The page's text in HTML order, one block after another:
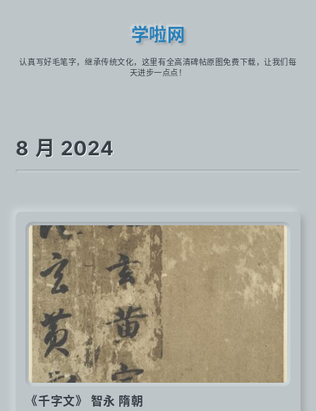
学啦网
认真写好毛笔字，继承传统文化，这里有全高清碑帖原图免费下载，让我们每
天进步一点点！
8 月 2024
《千字文》 智永 隋朝